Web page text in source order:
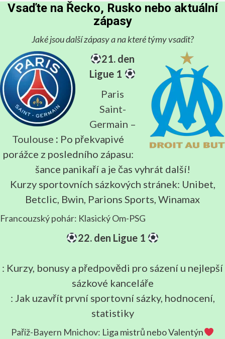
Vsaďte na Řecko, Rusko nebo aktuální
zápasy
Jaké jsou další zápasy a na které týmy vsadit?
21. den
Ligue 1
Paris
Saint-
Germain –
Toulouse : Po překvapivé
porážce z posledního zápasu:
šance panikaří a je čas vyhrát další!
Kurzy sportovních sázkových stránek: Unibet,
Betclic, Bwin, Parions Sports, Winamax
Francouzský pohár: Klasický Om-PSG
22. den Ligue 1
: Kurzy, bonusy a předpovědi pro sázení u nejlepší
sázkové kanceláře
: Jak uzavřít první sportovní sázky, hodnocení,
statistiky
Paříž-Bayern Mnichov: Liga mistrů nebo Valentýn